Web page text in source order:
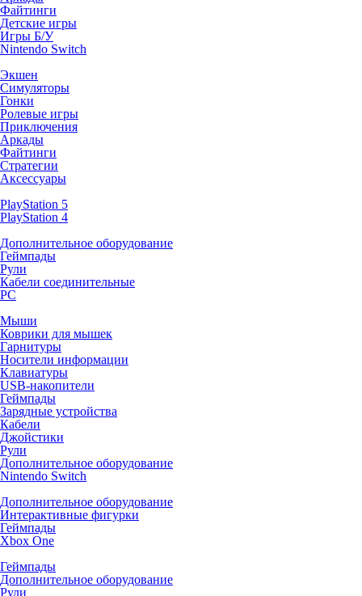
Файтинги
Детские игры
Игры Б/У
Nintendo Switch
Экшен
Симуляторы
Гонки
Ролевые игры
Приключения
Аркады
Файтинги
Стратегии
Аксессуары
PlayStation 5
PlayStation 4
Дополнительное оборудование
Геймпады
Рули
Кабели соединительные
PC
Мыши
Коврики для мышек
Гарнитуры
Носители информации
Клавиатуры
USB-накопители
Геймпады
Зарядные устройства
Кабели
Джойстики
Рули
Дополнительное оборудование
Nintendo Switch
Дополнительное оборудование
Интерактивные фигурки
Геймпады
Xbox One
Геймпады
Дополнительное оборудование
Рули